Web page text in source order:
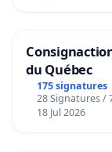
du Québec
175 signatures
28 Signatures /
18 Jul 2026